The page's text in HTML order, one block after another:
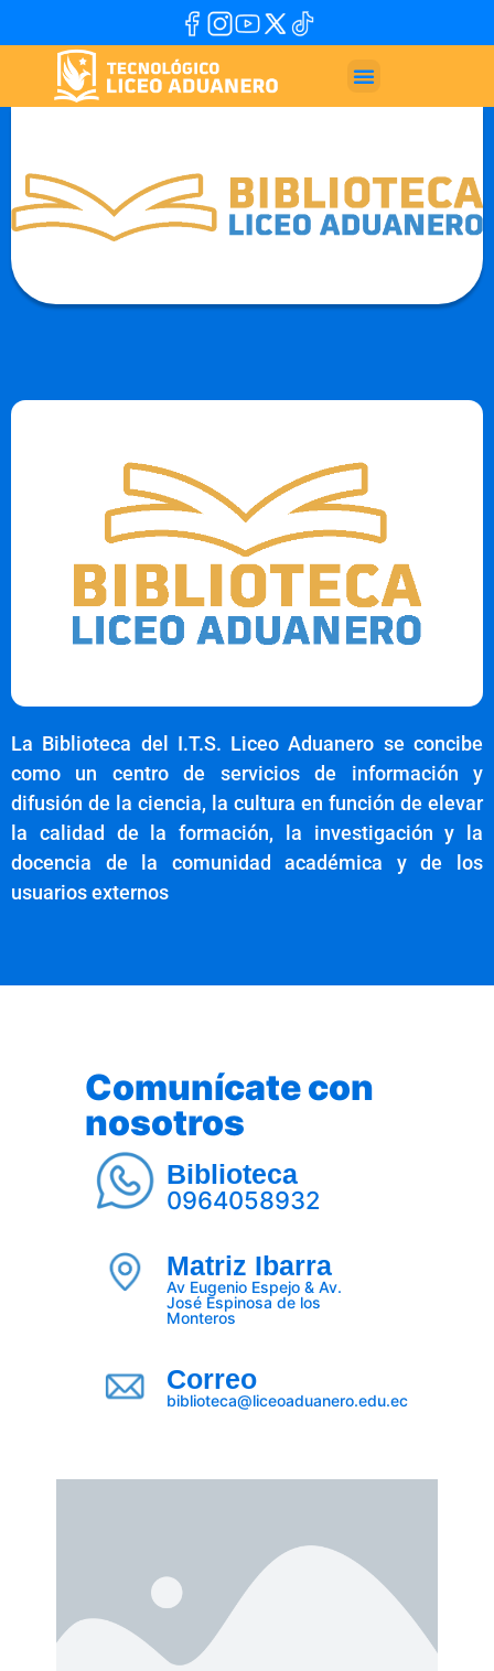
La Biblioteca del I.T.S. Liceo Aduanero se concibe
como un centro de servicios de información y
difusión de la ciencia, la cultura en función de elevar
la calidad de la formación, la investigación y la
docencia de la comunidad académica y de los
usuarios externos
Comunícate con
nosotros
Biblioteca
0964058932
Matriz Ibarra
Av Eugenio Espejo & Av.
José Espinosa de los
Monteros
Correo
biblioteca@liceoaduanero.edu.ec